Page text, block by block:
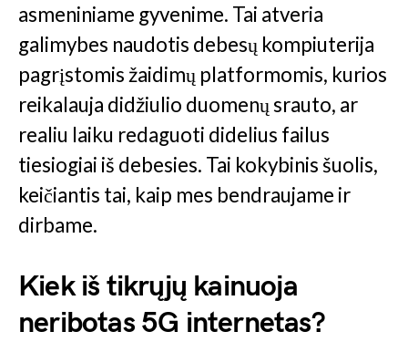
asmeniniame gyvenime. Tai atveria
galimybes naudotis debesų kompiuterija
pagrįstomis žaidimų platformomis, kurios
reikalauja didžiulio duomenų srauto, ar
realiu laiku redaguoti didelius failus
tiesiogiai iš debesies. Tai kokybinis šuolis,
keičiantis tai, kaip mes bendraujame ir
dirbame.
Kiek iš tikrųjų kainuoja
neribotas 5G internetas?